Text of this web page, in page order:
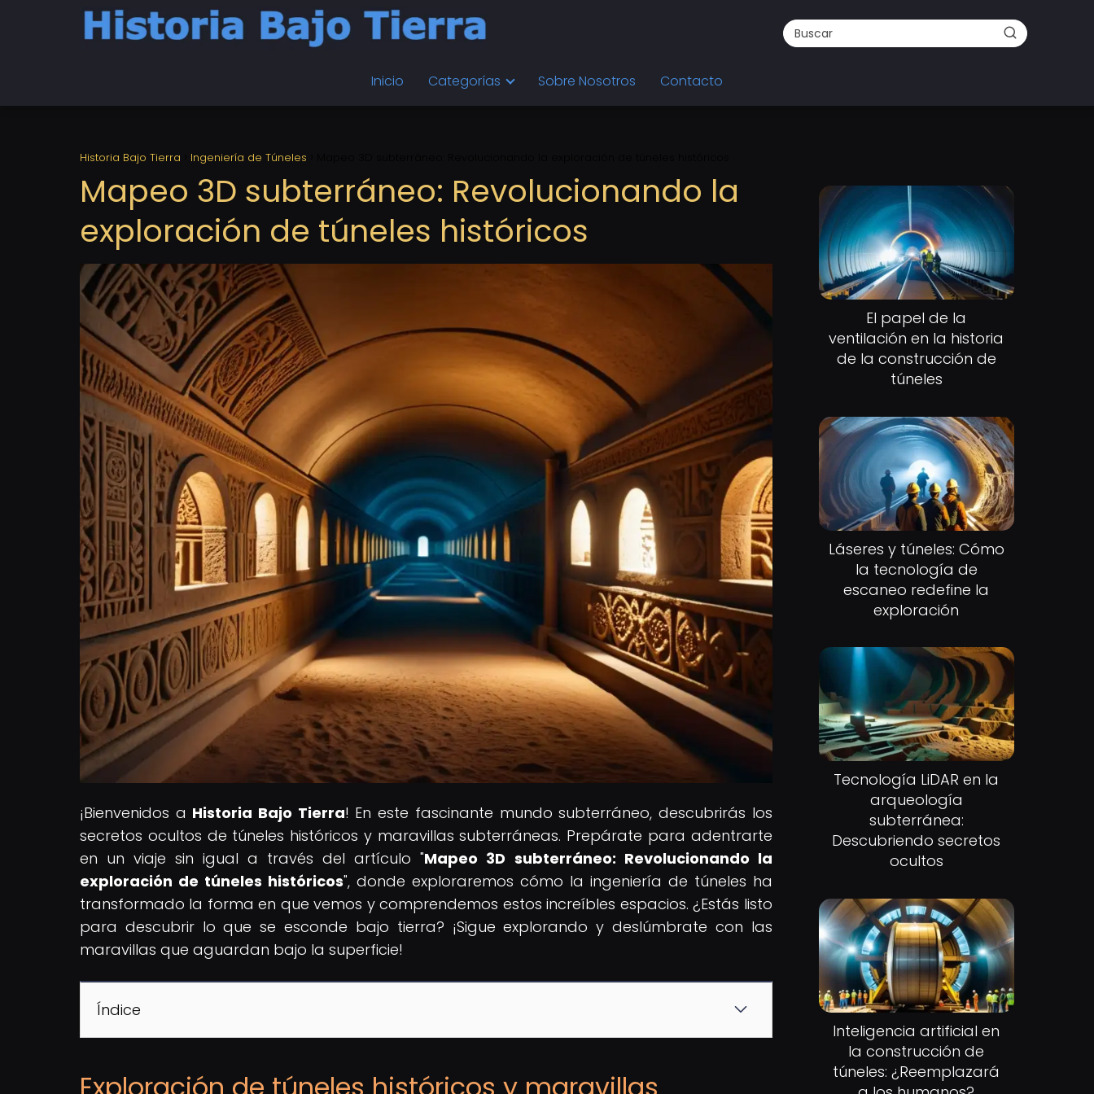
Inicio Categorías Sobre Nosotros Contacto
Historia Bajo Tierra Ingeniería de Túneles
Mapeo 3D subterráneo: Revolucionando la
exploración de túneles históricos
¡Bienvenidos a Historia Bajo Tierra! En este fascinante mundo subterráneo, descubrirás los
secretos ocultos de túneles históricos y maravillas subterráneas. Prepárate para adentrarte
en un viaje sin igual a través del artículo "Mapeo 3D subterráneo: Revolucionando la
exploración de túneles históricos", donde exploraremos cómo la ingeniería de túneles ha
transformado la forma en que vemos y comprendemos estos increíbles espacios. ¿Estás listo
para descubrir lo que se esconde bajo tierra? ¡Sigue explorando y deslúmbrate con las
maravillas que aguardan bajo la superficie!
Índice
El papel de la
ventilación en la historia
de la construcción de
túneles
Láseres y túneles: Cómo
la tecnología de
escaneo redefine la
exploración
Tecnología LiDAR en la
arqueología
subterránea:
Descubriendo secretos
ocultos
Inteligencia artificial en
la construcción de
túneles: ¿Reemplazará